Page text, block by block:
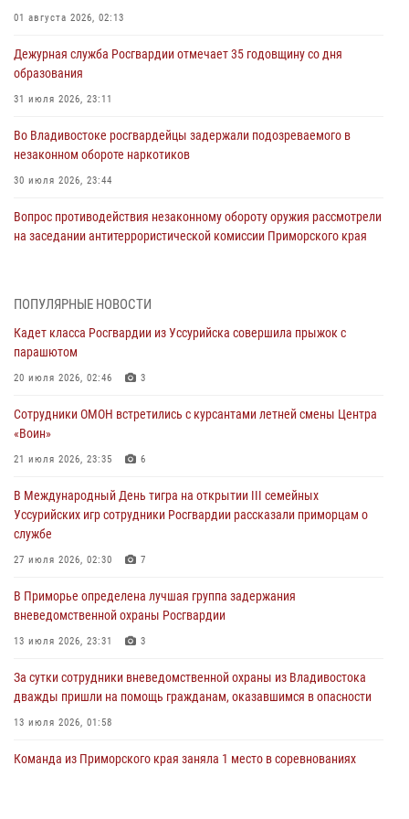
01 августа 2026, 02:13
Дежурная служба Росгвардии отмечает 35 годовщину со дня
образования
31 июля 2026, 23:11
Во Владивостоке росгвардейцы задержали подозреваемого в
незаконном обороте наркотиков
30 июля 2026, 23:44
Вопрос противодействия незаконному обороту оружия рассмотрели
на заседании антитеррористической комиссии Приморского края
Во Владивостоке во дворе жилого дома сотрудники
В День Крещения Руси в Князь-Владимирском храме – Главном
ходом
посвященном Дню Крещения Руси
28 июля 2026, 05:39
В Международный День тигра на открытии III семейных
службе
ПОПУЛЯРНЫЕ НОВОСТИ
Кадет класса Росгвардии из Уссурийска совершила прыжок с
парашютом
20 июля 2026, 02:46 3
Сотрудники ОМОН встретились с курсантами летней смены Центра
«Воин»
21 июля 2026, 23:35 6
В Международный День тигра на открытии III семейных
Уссурийских игр сотрудники Росгвардии рассказали приморцам о
службе
27 июля 2026, 02:30 7
В Приморье определена лучшая группа задержания
вневедомственной охраны Росгвардии
13 июля 2026, 23:31 3
За сутки сотрудники вневедомственной охраны из Владивостока
дважды пришли на помощь гражданам, оказавшимся в опасности
13 июля 2026, 01:58
Команда из Приморского края заняла 1 место в соревнованиях